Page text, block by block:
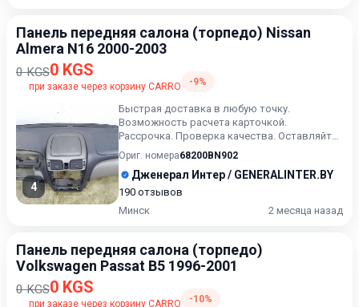
Панель передняя салона (торпедо) Nissan
Almera N16 2000-2003
0 KGS0 KGS
при заказе через корзину CARRO -9%
4
Быстрая доставка в любую точку.
Возможность расчета карточкой.
Рассрочка. Проверка качества. Оставляйте
сообщения ( или выбранный артикул) в...
Ориг. номера68200BN902
Дженерал Интер / GENERALINTER.BY
190 отзывов
Минск
2 месяца назад
Панель передняя салона (торпедо)
Volkswagen Passat B5 1996-2001
0 KGS0 KGS
при заказе через корзину CARRO -10%